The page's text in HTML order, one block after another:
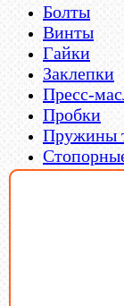
Болты
Винты
Гайки
Заклепки
Пресс-
Пробки
Пружины
Такелаж